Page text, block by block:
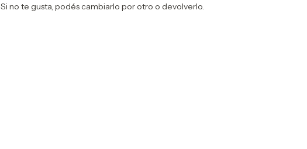
Si no te gusta, podés cambiarlo por otro o devolverlo.